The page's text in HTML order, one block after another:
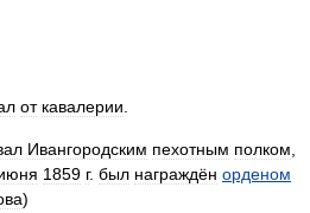
от кавалерии
Ивангородским пехотным полком
1859 г. был награждён орденом
)